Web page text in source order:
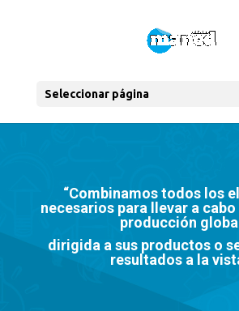
Seleccionar página
“Combinamos todos los
necesarios para llevar a
producción global
dirigida a sus productos o
resultados a la